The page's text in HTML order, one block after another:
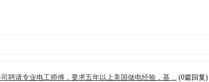
司聘请专业电工师傅，要求五年以上美国做电经验，基 ... (0篇回复)